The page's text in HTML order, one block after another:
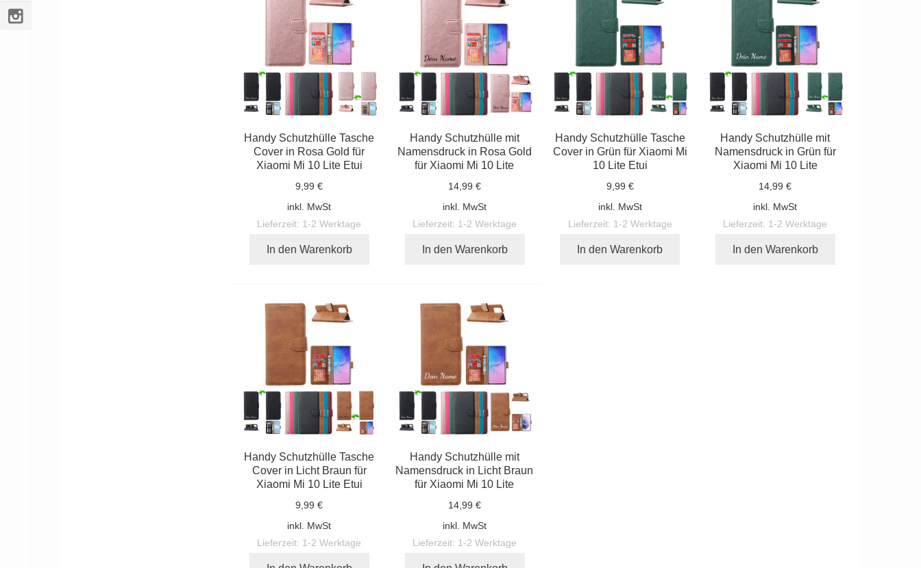
Handy Schutzhülle Tasche
Cover in Rosa Gold für
Xiaomi Mi 10 Lite Etui
9,99 €
inkl. MwSt
Lieferzeit: 1-2 Werktage
In den Warenkorb
Handy Schutzhülle mit
Namensdruck in Rosa Gold
für Xiaomi Mi 10 Lite
14,99 €
inkl. MwSt
Lieferzeit: 1-2 Werktage
In den Warenkorb
Handy Schutzhülle Tasche
Cover in Grün für Xiaomi Mi
10 Lite Etui
9,99 €
inkl. MwSt
Lieferzeit: 1-2 Werktage
In den Warenkorb
Handy Schutzhülle mit
Namensdruck in Grün für
Xiaomi Mi 10 Lite
14,99 €
inkl. MwSt
Lieferzeit: 1-2 Werktage
In den Warenkorb
Handy Schutzhülle Tasche
Cover in Licht Braun für
Xiaomi Mi 10 Lite Etui
9,99 €
inkl. MwSt
Lieferzeit: 1-2 Werktage
Handy Schutzhülle mit
Namensdruck in Licht Braun
für Xiaomi Mi 10 Lite
14,99 €
inkl. MwSt
Lieferzeit: 1-2 Werktage